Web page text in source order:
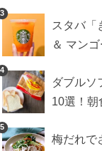
3
スタバ「
＆ マン
まで果肉
4
ダブルソ
10選！朝
5
梅だれで